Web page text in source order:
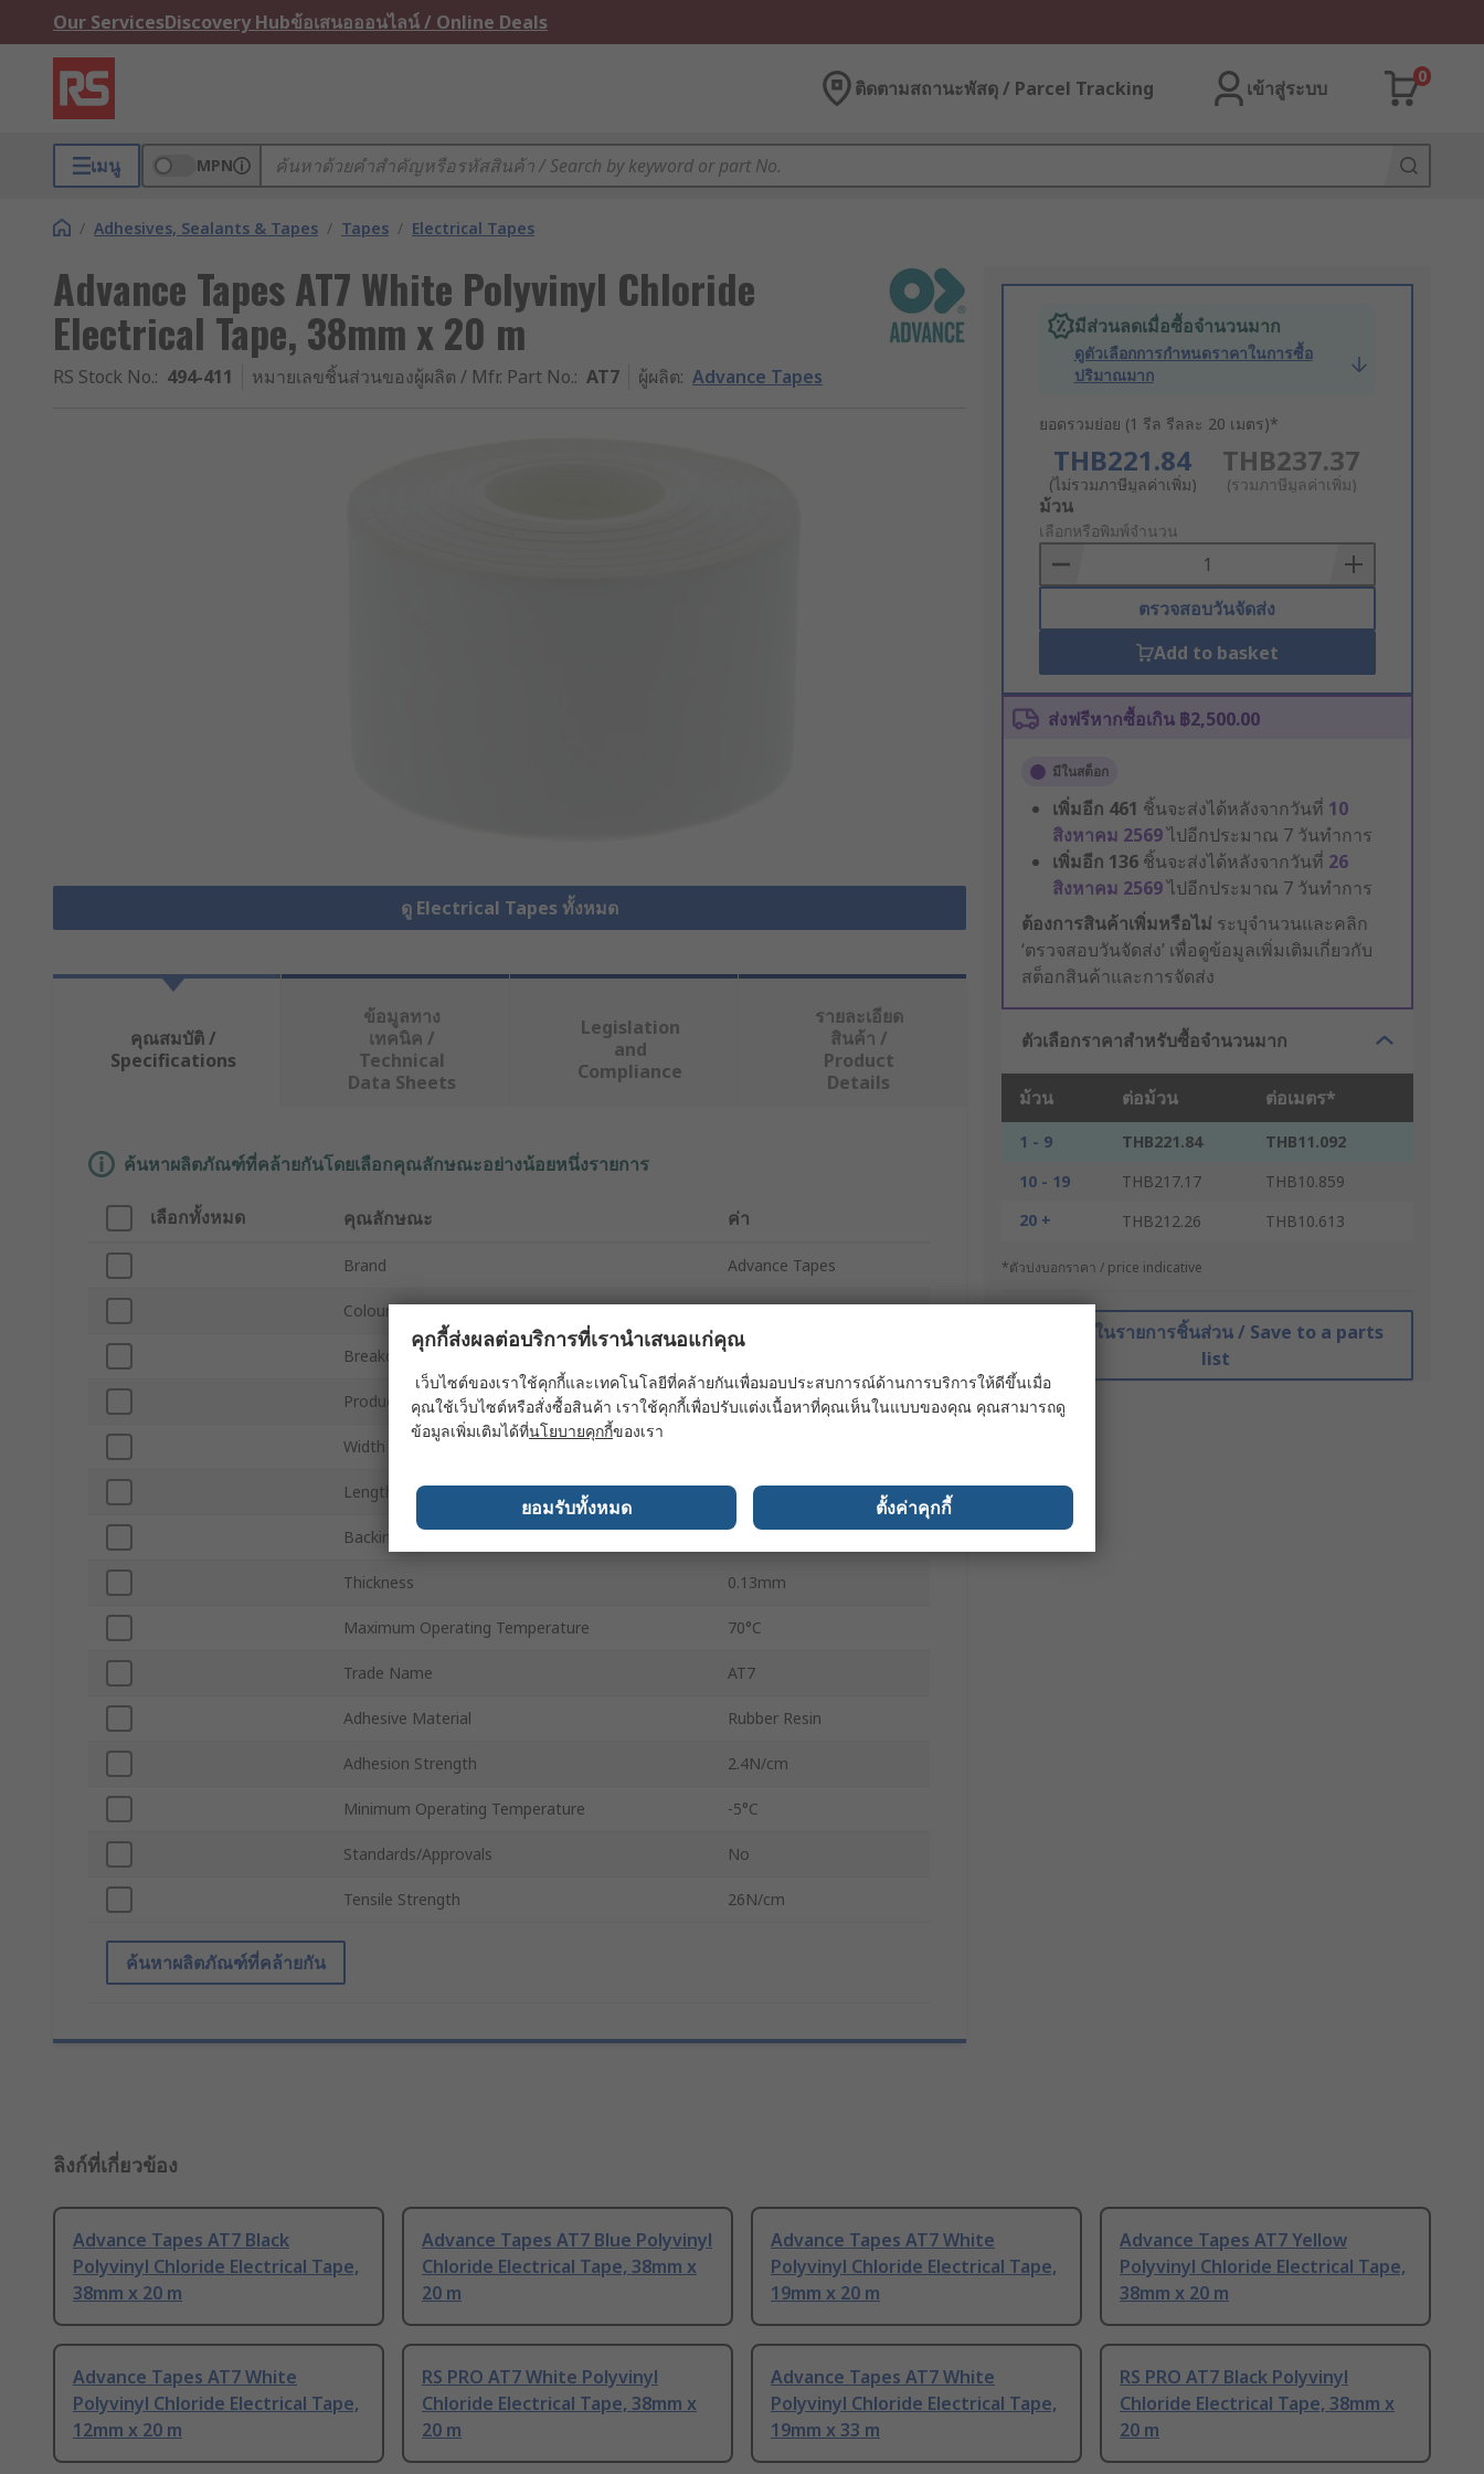
Our ServicesDiscovery Hubข้อเสนอออนไลน์ / Online Deals
ติดตามสถานะพัสดุ / Parcel Tracking เข้าสู่ระบบ
0
เมนู MPN
/ Adhesives, Sealants & Tapes / Tapes / Electrical Tapes
Advance Tapes AT7 White Polyvinyl Chloride
Electrical Tape, 38mm x 20 m
RS Stock No.: 494-411 หมายเลขชิ้นส่วนของผู้ผลิต / Mfr. Part No.: AT7 ผู้ผลิต: Advance Tapes
ดู Electrical Tapes ทั้งหมด
มีส่วนลดเมื่อซื้อจำนวนมาก
ดูตัวเลือกการกำหนดราคาในการซื้อ
ปริมาณมาก
ยอดรวมย่อย (1 รีล รีลละ 20 เมตร)*
THB221.84
(ไม่รวมภาษีมูลค่าเพิ่ม)
THB237.37
(รวมภาษีมูลค่าเพิ่ม)
Add
to
Basket
ม้วน
เลือกหรือพิมพ์จำนวน
ตรวจสอบวันจัดส่ง
Add to basket
ส่งฟรีหากซื้อเกิน ฿2,500.00
มีในสต็อก
เพิ่มอีก 461 ชิ้นจะส่งได้หลังจากวันที่ 10
สิงหาคม 2569ไปอีกประมาณ 7 วันทำการ
เพิ่มอีก 136 ชิ้นจะส่งได้หลังจากวันที่ 26
สิงหาคม 2569ไปอีกประมาณ 7 วันทำการ
ต้องการสินค้าเพิ่มหรือไม่ ระบุจำนวนและคลิก
‘ตรวจสอบวันจัดส่ง’ เพื่อดูข้อมูลเพิ่มเติมเกี่ยวกับ
สต็อกสินค้าและการจัดส่ง
ตัวเลือกราคาสำหรับซื้อจำนวนมาก
ม้วน ต่อม้วน ต่อเมตร*
1 - 9 THB221.84
THB11.092
10 - 19
THB217.17
THB10.859
20 +
THB212.26 THB10.613
*ตัวบ่งบอกราคา / price indicative
บันทึกในรายการชิ้นส่วน / Save to a parts
list
คุณสมบัติ /
Specifications
ข้อมูลทาง
เทคนิค /
Technical
Data Sheets
Legislation
and
Compliance
รายละเอียด
สินค้า /
Product
Details
ค้นหาผลิตภัณฑ์ที่คล้ายกันโดยเลือกคุณลักษณะอย่างน้อยหนึ่งรายการ
เลือกทั้งหมด คุณลักษณะ ค่า
Brand Advance Tapes
Colour White
Breakdown Voltage
Product Type Electrical Tape
Width
Length 20m
Backing Material
Thickness 0.13mm
Maximum Operating Temperature 70°C
Trade Name AT7
Adhesive Material Rubber Resin
Adhesion Strength 2.4N/cm
Minimum Operating Temperature -5°C
Standards/Approvals No
Tensile Strength 26N/cm
ค้นหาผลิตภัณฑ์ที่คล้ายกัน
ลิงก์ที่เกี่ยวข้อง
Advance Tapes AT7 Black
Polyvinyl Chloride Electrical Tape,
38mm x 20 m
Advance Tapes AT7 Blue Polyvinyl
Chloride Electrical Tape, 38mm x
20 m
Advance Tapes AT7 White
Polyvinyl Chloride Electrical Tape,
19mm x 20 m
Advance Tapes AT7 Yellow
Polyvinyl Chloride Electrical Tape,
38mm x 20 m
Advance Tapes AT7 White
Polyvinyl Chloride Electrical Tape,
12mm x 20 m
RS PRO AT7 White Polyvinyl
Chloride Electrical Tape, 38mm x
20 m
Advance Tapes AT7 White
Polyvinyl Chloride Electrical Tape,
19mm x 33 m
RS PRO AT7 Black Polyvinyl
Chloride Electrical Tape, 38mm x
20 m
คุกกี้ส่งผลต่อบริการที่เรานำเสนอแก่คุณ
เว็บไซต์ของเราใช้คุกกี้และเทคโนโลยีที่คล้ายกันเพื่อมอบประสบการณ์ด้านการบริการให้ดีขึ้นเมื่อ
คุณใช้เว็บไซต์หรือสั่งซื้อสินค้า เราใช้คุกกี้เพื่อปรับแต่งเนื้อหาที่คุณเห็นในแบบของคุณ คุณสามารถดู
ข้อมูลเพิ่มเติมได้ที่นโยบายคุกกี้ของเรา
ยอมรับทั้งหมด ตั้งค่าคุกกี้